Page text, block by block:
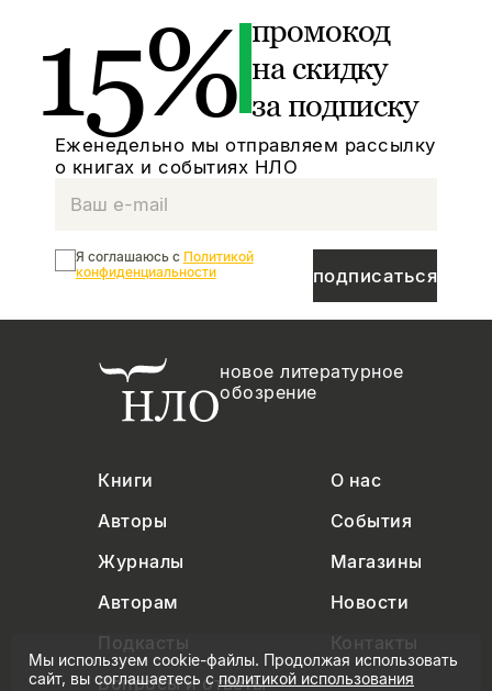
15% промокод
на скидку
за подписку
Еженедельно мы отправляем рассылку
о книгах и событиях НЛО
подписаться
Я соглашаюсь с Политикой
конфиденциальности
новое литературное
обозрение
Книги
О нас
Авторы
События
Журналы
Магазины
Авторам
Новости
Подкасты
Контакты
Вопросы и ответы
Мы используем cookie-файлы. Продолжая использовать
сайт, вы соглашаетесь сполитикой использования